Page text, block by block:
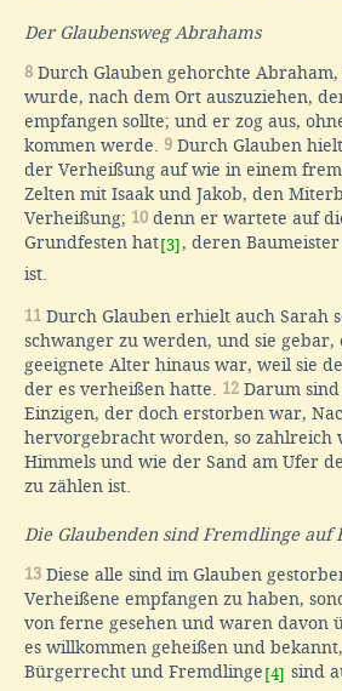
Der Glaubensweg Abrahams
8 Durch Glauben gehorchte
wurde, nach dem Ort auszuziehen,
empfangen sollte; und er zog aus,
kommen werde. 9 Durch Glauben
der Verheißung auf wie in einem
Zelten mit Isaak und Jakob, den
Verheißung; 10 denn er wartete auf
Grundfesten hat [3] , deren
ist.
11 Durch Glauben erhielt auch Sarah
schwanger zu werden, und sie gebar,
geeignete Alter hinaus war, weil sie
der es verheißen hatte. 12 Darum
Einzigen, der doch erstorben war,
hervorgebracht worden, so zahlreich
Himmels und wie der Sand am Ufer
zu zählen ist.
Die Glaubenden sind Fremdlinge auf
13 Diese alle sind im Glauben
Verheißene empfangen zu haben,
von ferne gesehen und waren davon
es willkommen geheißen und
Bürgerrecht und Fremdlinge [4] sind